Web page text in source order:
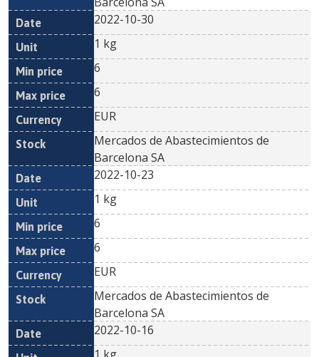
2022-10-30
1 kg
6
6
EUR
Mercados de Abastecimientos de
Barcelona SA
2022-10-23
1 kg
6
6
EUR
Mercados de Abastecimientos de
Barcelona SA
2022-10-16